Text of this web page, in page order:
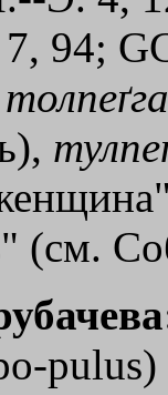
94;
толпеґга
(см.